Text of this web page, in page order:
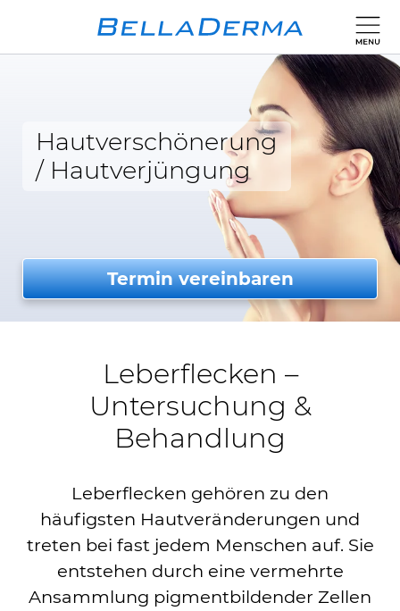
Hautverschönerung
/Hautverjüngung
Termin vereinbaren
Leberflecken –
Untersuchung &
Behandlung
Leberflecken gehören zu den
häufigsten Hautveränderungen und
treten bei fast jedem Menschen auf. Sie
entstehen durch eine vermehrte
Ansammlung pigmentbildender Zellen